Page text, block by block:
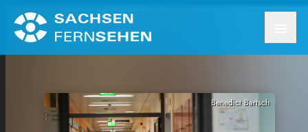
Benedict Bartsch